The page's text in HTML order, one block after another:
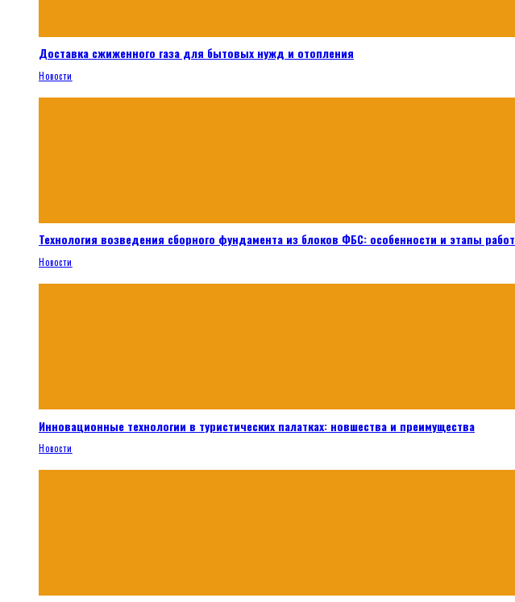
Доставка сжиженного газа для бытовых нужд и отопления
Новости
Технология возведения сборного фундамента из блоков ФБС: особенности и этапы работ
Новости
Инновационные технологии в туристических палатках: новшества и преимущества
Новости